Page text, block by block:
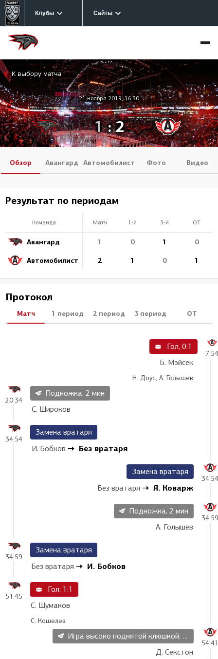
Клубы Сайты
К выбору матча
21 ноября 2019, 16:30
1:2
Обзор Авангард Автомобилист Фото Видео
Результат по периодам
Команда Матч 1-й 3-й ОТ
Авангард 1 0 1 0
Автомобилист 2 1 0 1
Протокол
Матч 1 период 2 период 3 период ОТ
7:54
Гол, 0:1
Б. Мэйсек
Н. Доус, А. Голышев
20:34
Подножка, 2 мин
С. Широков
34:54
Замена вратаря
И. Бобков
Без вратаря
34:54
Замена вратаря
Без вратаря
Я. Коварж
34:59
Подножка, 2 мин
А. Голышев
34:59
Замена вратаря
Без вратаря
И. Бобков
51:45
Гол, 1:1
С. Шумаков
С. Кошелев
54:41
Игра высоко поднятой клюшкой, 2 мин
Д. Секстон